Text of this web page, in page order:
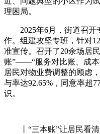
理困局。
2025年6月，街道召开
作。组建攻坚专班，针对
准宣传。召开了20余场居
账”——“服务对比账、成本
居民对物业费调整的顾虑
与率达92.65%，同意率超
识。
丨“三本账”让居民看清